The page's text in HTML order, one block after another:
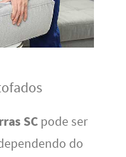
SCpode ser
do